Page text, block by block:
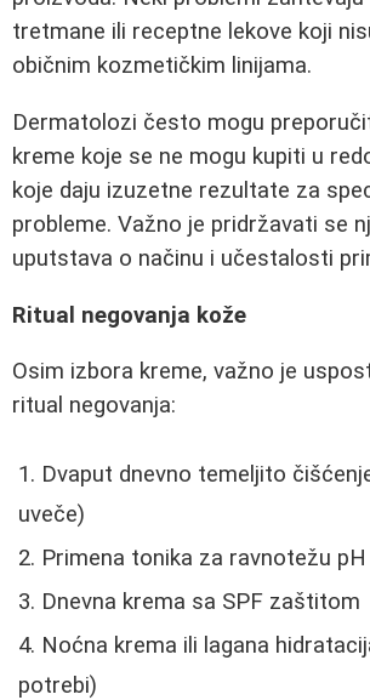
tretmane ili receptne lekove koji
običnim kozmetičkim linijama.
Dermatolozi često mogu
kreme koje se ne mogu kupiti u
koje daju izuzetne rezultate za
probleme. Važno je pridržavati se
uputstava o načinu i učestalosti
Ritual negovanja kože
Osim izbora kreme, važno je
ritual negovanja:
Dvaput dnevno temeljito
uveče)
Primena tonika za ravnotežu
Dnevna krema sa SPF zaštitom
Noćna krema ili lagana
potrebi)